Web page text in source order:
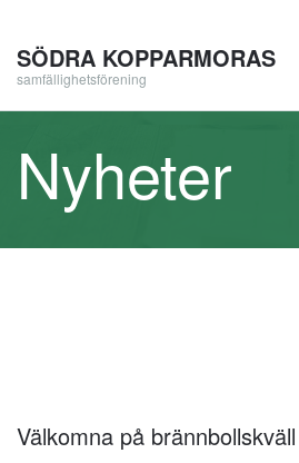
SÖDRA KOPPARMORAS
samfällighetsförening
Nyheter
Välkomna på